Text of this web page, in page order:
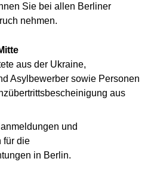
Sie bei allen Berliner
nehmen.
aus der Ukraine,
Asylbewerber sowie Personen
aus
und
für die
in Berlin.